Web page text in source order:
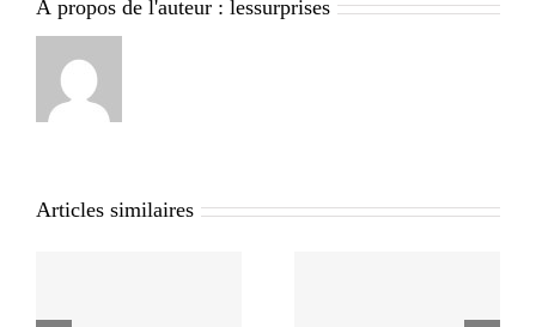
À propos de l'auteur : lessurprises
Articles similaires